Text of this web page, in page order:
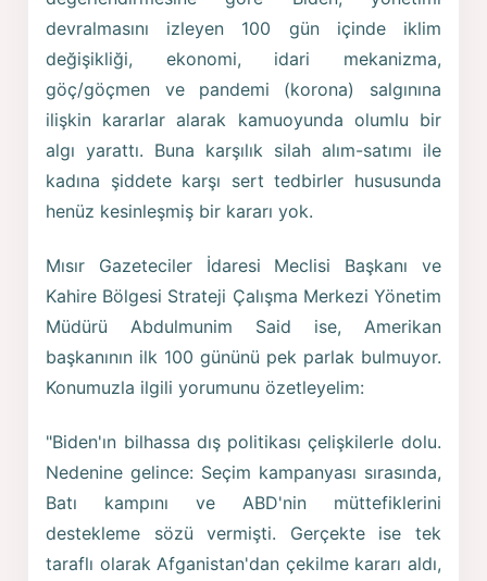
devralmasını izleyen 100 gün içinde iklim
değişikliği, ekonomi, idari mekanizma,
göç/göçmen ve pandemi (korona) salgınına
ilişkin kararlar alarak kamuoyunda olumlu bir
algı yarattı. Buna karşılık silah alım-satımı ile
kadına şiddete karşı sert tedbirler hususunda
henüz kesinleşmiş bir kararı yok.
Mısır Gazeteciler İdaresi Meclisi Başkanı ve
Kahire Bölgesi Strateji Çalışma Merkezi Yönetim
Müdürü Abdulmunim Said ise, Amerikan
başkanının ilk 100 gününü pek parlak bulmuyor.
Konumuzla ilgili yorumunu özetleyelim:
"Biden'ın bilhassa dış politikası çelişkilerle dolu.
Nedenine gelince: Seçim kampanyası sırasında,
Batı kampını ve ABD'nin müttefiklerini
destekleme sözü vermişti. Gerçekte ise tek
taraflı olarak Afganistan'dan çekilme kararı aldı,